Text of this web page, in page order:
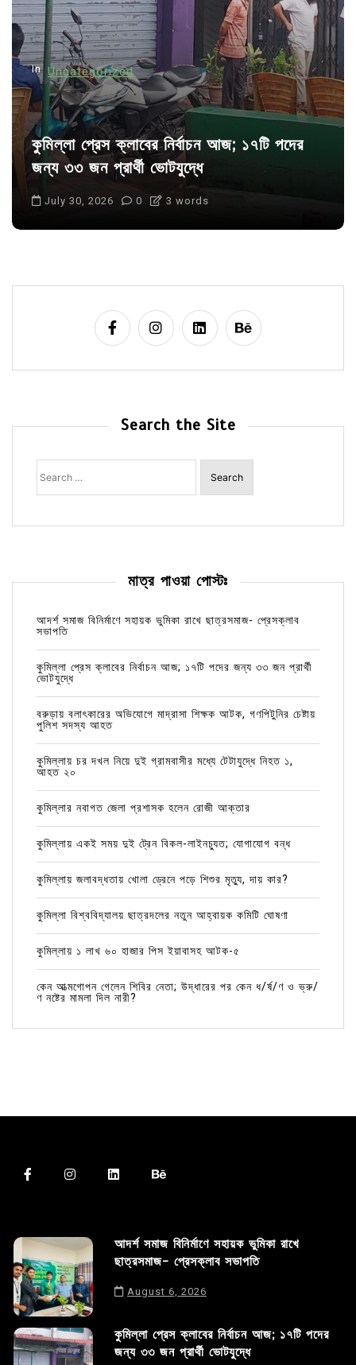
i
o
n
In Uncategorized
কুমিল্লা প্রেস ক্লাবের নির্বাচন আজ; ১৭টি পদের
জন্য ৩৩ জন প্রার্থী ভোটযুদ্ধে
July 30, 2026 0 3 words
Search the Site
Search
for:
মাত্র পাওয়া পোস্টঃ
আদর্শ সমাজ বিনির্মাণে সহায়ক ভুমিকা রাখে ছাত্রসমাজ- প্রেসক্লাব
সভাপতি
কুমিল্লা প্রেস ক্লাবের নির্বাচন আজ; ১৭টি পদের জন্য ৩৩ জন প্রার্থী
ভোটযুদ্ধে
বরুড়ায় বলাৎকারের অভিযোগে মাদ্রাসা শিক্ষক আটক, গণপিটুনির চেষ্টায়
পুলিশ সদস্য আহত
কুমিল্লায় চর দখল নিয়ে দুই গ্রামবাসীর মধ্যে টেটাযুদ্ধে নিহত ১,
আহত ২০
কুমিল্লার নবাগত জেলা প্রশাসক হলেন রোজী আক্তার
কুমিল্লায় একই সময় দুই ট্রেন বিকল-লাইনচ্যুত; যোগাযোগ বন্ধ
কুমিল্লায় জলাবদ্ধতায় খোলা ড্রেনে পড়ে শিশুর মৃত্যু, দায় কার?
কুমিল্লা বিশ্ববিদ্যালয় ছাত্রদলের নতুন আহ্বায়ক কমিটি ঘোষণা
কুমিল্লায় ১ লাখ ৬০ হাজার পিস ইয়াবাসহ আটক-৫
কেন আত্মগোপন গেলেন শিবির নেতা; উদ্ধারের পর কেন ধ/র্ষ/ণ ও ভ্রু/
ণ নষ্টের মামলা দিল নারী?
আদর্শ সমাজ বিনির্মাণে সহায়ক ভুমিকা রাখে
ছাত্রসমাজ- প্রেসক্লাব সভাপতি
August 6, 2026
কুমিল্লা প্রেস ক্লাবের নির্বাচন আজ; ১৭টি পদের
জন্য ৩৩ জন প্রার্থী ভোটযুদ্ধে